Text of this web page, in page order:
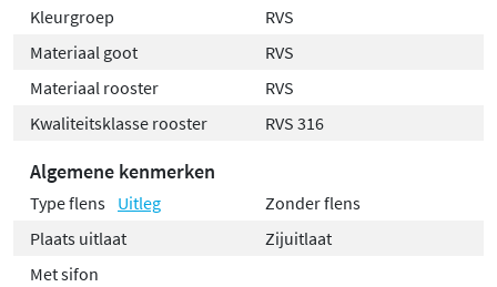
Kleurgroep
RVS
Materiaal goot
RVS
Materiaal rooster
RVS
Kwaliteitsklasse rooster
RVS 316
Algemene kenmerken
Type flens Uitleg
Zonder flens
Plaats uitlaat
Zijuitlaat
Met sifon